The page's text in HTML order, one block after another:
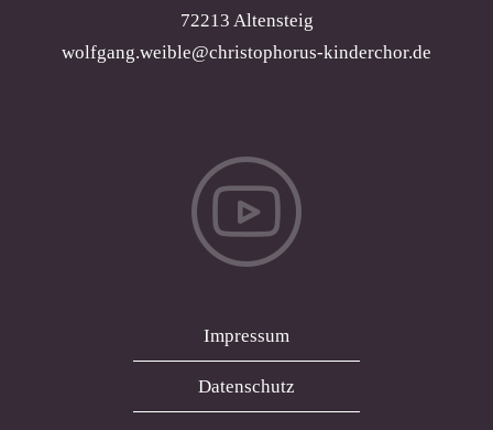
72213 Altensteig
wolfgang.weible@christophorus-kinderchor.de
Impressum
Datenschutz